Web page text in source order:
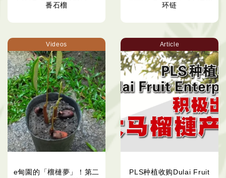
番石榴
环链
Videos
e甸園的「榴槤夢」！第二
Article
PLS种植收购Dulai Fruit